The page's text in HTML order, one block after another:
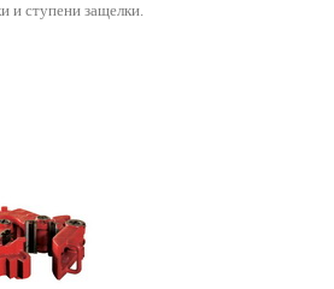
и ступени защелки.